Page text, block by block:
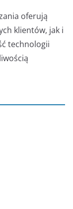
oferują
klientów, jak i
technologii